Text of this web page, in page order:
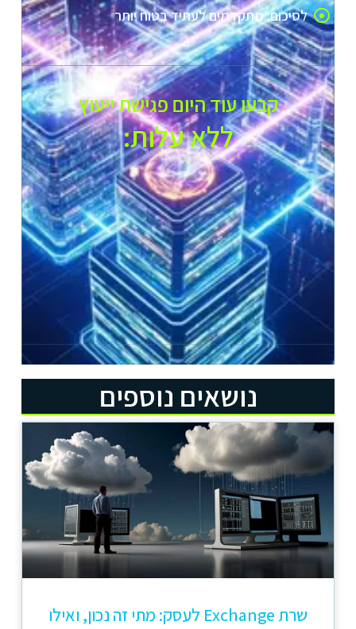
לסיכום: מתקדמים לעתיד בטוח יותר
קבעו עוד היום פגישת ייעוץ
ללא עלות:​
נושאים נוספים
שרת Exchange לעסק: מתי זה נכון, ואילו